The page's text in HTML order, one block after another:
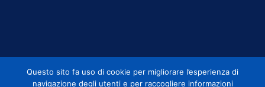
Questo sito fa uso di cookie per migliorare l’esperienza di
navigazione degli utenti e per raccogliere informazioni